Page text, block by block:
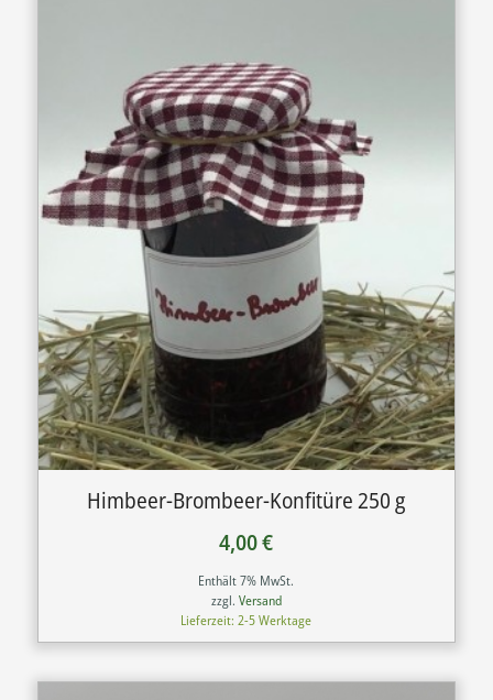
Himbeer-Brombeer-Konfitüre 250 g
4,00€
Enthält 7% MwSt.
zzgl. Versand
Lieferzeit: 2-5 Werktage